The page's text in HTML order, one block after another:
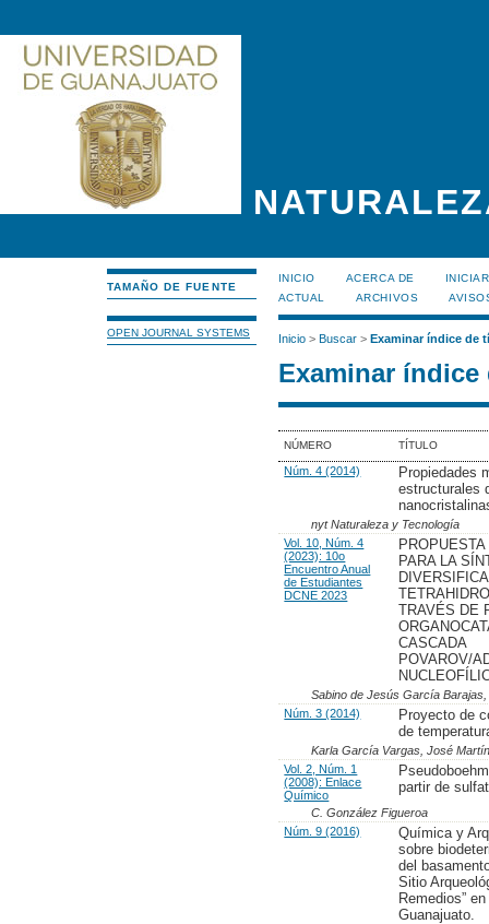
TAMAÑO DE FUENTE
OPEN JOURNAL SYSTEMS
INICIO ACERCA DE
ACTUAL
ARCHIVOS
Inicio> Buscar> Examinar índice de
Examinar
NÚMERO TÍTULO
Núm. 4 (2014)
Propiedades
estructurales
nyt Naturaleza y Tecnología
Vol. 10, Núm. 4
(2023): 10o
Encuentro Anual
de Estudiantes
DCNE 2023
PARA LA
TRAVÉS DE
CASCADA
POVAROV/
Sabino de Jesús García
Núm. 3 (2014)
Proyecto de
de
Karla García Vargas, José
Vol. 2, Núm. 1
(2008): Enlace
Químico
partir de
C. González Figueroa
Núm. 9 (2016)
Química y
sobre
del
Sitio
Remedios”
Guanajuato.